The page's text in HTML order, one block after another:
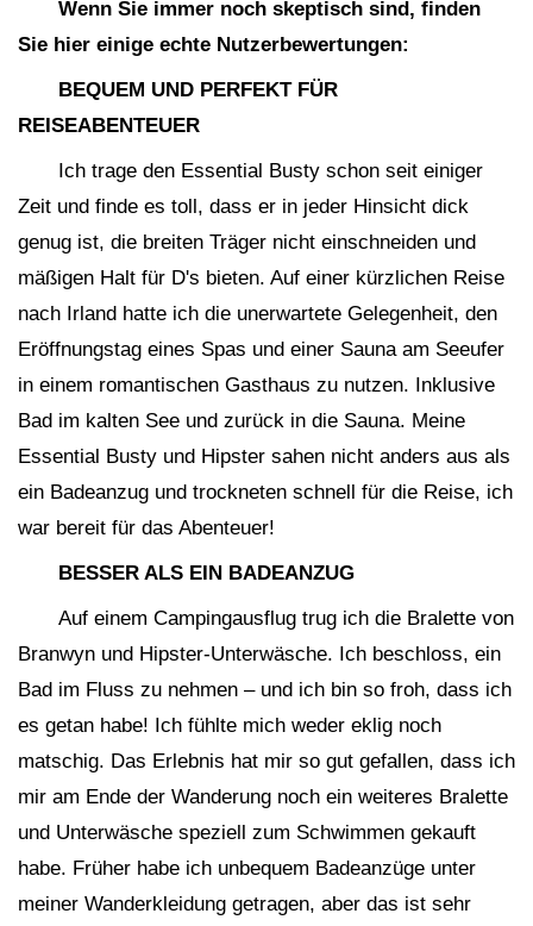
Wenn Sie immer noch skeptisch sind, finden
Sie hier einige echte Nutzerbewertungen:
BEQUEM UND PERFEKT FÜR
REISEABENTEUER
Ich trage den Essential Busty schon seit einiger
Zeit und finde es toll, dass er in jeder Hinsicht dick
genug ist, die breiten Träger nicht einschneiden und
mäßigen Halt für D's bieten. Auf einer kürzlichen Reise
nach Irland hatte ich die unerwartete Gelegenheit, den
Eröffnungstag eines Spas und einer Sauna am Seeufer
in einem romantischen Gasthaus zu nutzen. Inklusive
Bad im kalten See und zurück in die Sauna. Meine
Essential Busty und Hipster sahen nicht anders aus als
ein Badeanzug und trockneten schnell für die Reise, ich
war bereit für das Abenteuer!
BESSER ALS EIN BADEANZUG
Auf einem Campingausflug trug ich die Bralette von
Branwyn und Hipster-Unterwäsche. Ich beschloss, ein
Bad im Fluss zu nehmen – und ich bin so froh, dass ich
es getan habe! Ich fühlte mich weder eklig noch
matschig. Das Erlebnis hat mir so gut gefallen, dass ich
mir am Ende der Wanderung noch ein weiteres Bralette
und Unterwäsche speziell zum Schwimmen gekauft
habe. Früher habe ich unbequem Badeanzüge unter
meiner Wanderkleidung getragen, aber das ist sehr